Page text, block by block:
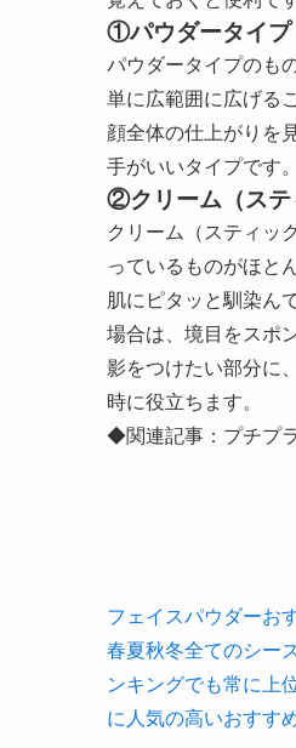
①パウダータイプ
パウダータイプのも
単に広範囲に広げる
顔全体の仕上がりを
手がいいタイプです。
②クリーム（ステ
クリーム（スティッ
っているものがほと
肌にピタッと馴染ん
場合は、境目をスポ
影をつけたい部分に
時に役立ちます。
◆関連記事：プチプ
フェイスパウダーお
春夏秋冬全てのシー
ンキングでも常に上
に人気の高いおすす